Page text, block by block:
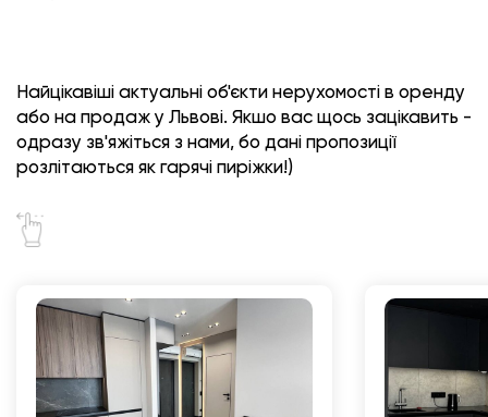
Найцікавіші актуальні об'єкти нерухомості в оренду
або на продаж у Львові. Якшо вас щось зацікавить -
одразу зв'яжіться з нами, бо дані пропозиції
розлітаються як гарячі пиріжки!)